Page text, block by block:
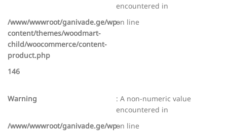
encountered in
/www/wwwroot/ganivade.ge/wp-
content/themes/woodmart-
child/woocommerce/content-
product.php
on line
146
Warning
: A non-numeric value
encountered in
/www/wwwroot/ganivade.ge/wp-on line